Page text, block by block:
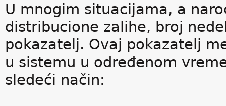
U mnogim situacijama, a
distribucione zalihe, broj
pokazatelj. Ovaj pokazatelj
u sistemu u određenom
sledeći način: